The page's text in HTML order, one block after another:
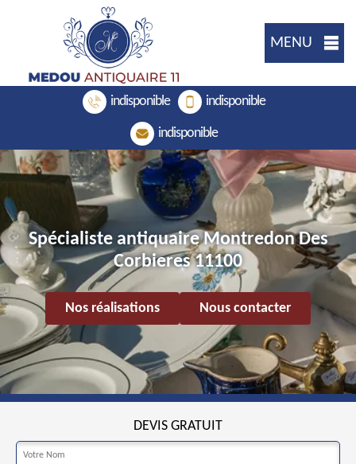
MENU
indisponible indisponible
indisponible
Spécialiste antiquaire Montredon Des
Corbieres 11100
Nos réalisations Nous contacter
DEVIS GRATUIT